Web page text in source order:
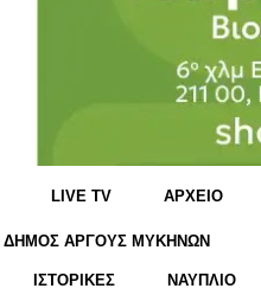
LIVE TV ΑΡΧΕΙΟ
ΔΗΜΟΣ ΑΡΓΟΥΣ ΜΥΚΗΝΩΝ
ΙΣΤΟΡΙΚΕΣ ΝΑΥΠΛΙΟ